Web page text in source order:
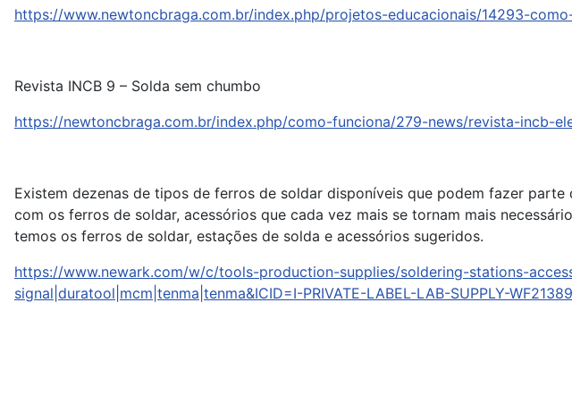
https://www.newtoncbraga.com.br/index.php/projetos-educacionais/14293-
Revista INCB 9 – Solda sem chumbo
https://newtoncbraga.com.br/index.php/como-funciona/279-news/revista-incb-
Existem dezenas de tipos de ferros de soldar disponíveis que podem fazer
com os ferros de soldar, acessórios que cada vez mais se tornam mais
temos os ferros de soldar, estações de solda e acessórios sugeridos.
https://www.newark.com/w/c/tools-production-supplies/soldering-stations-
signal|duratool|mcm|tenma|tenma&ICID=I-PRIVATE-LABEL-LAB-SUPPLY-